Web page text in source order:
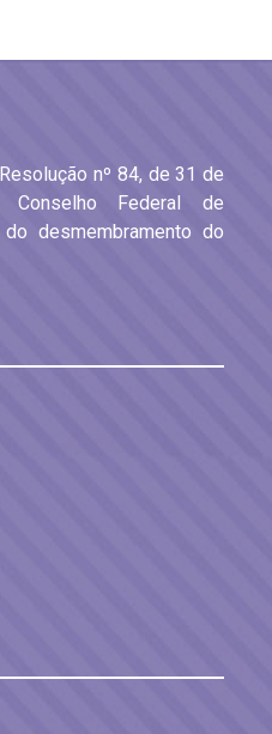
nº 84, de 31 de
Federal de
desmembramento do